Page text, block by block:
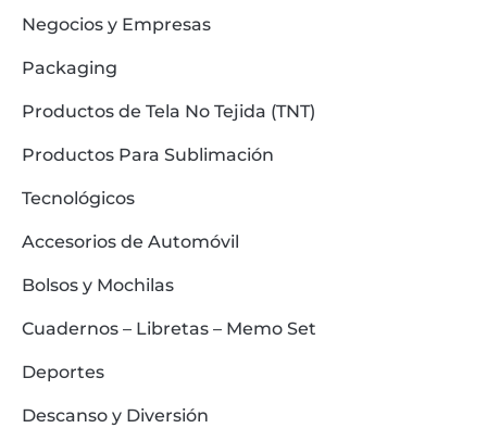
Negocios y Empresas
Packaging
Productos de Tela No Tejida (TNT)
Productos Para Sublimación
Tecnológicos
Accesorios de Automóvil
Bolsos y Mochilas
Cuadernos – Libretas – Memo Set
Deportes
Descanso y Diversión